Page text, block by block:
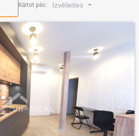
Kārtot pēc: Izvēlieties